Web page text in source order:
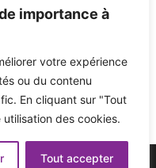
importance à
votre expérience
ou du contenu
En cliquant sur "Tout
des cookies.
Tout accepter
de l'Ohio après la